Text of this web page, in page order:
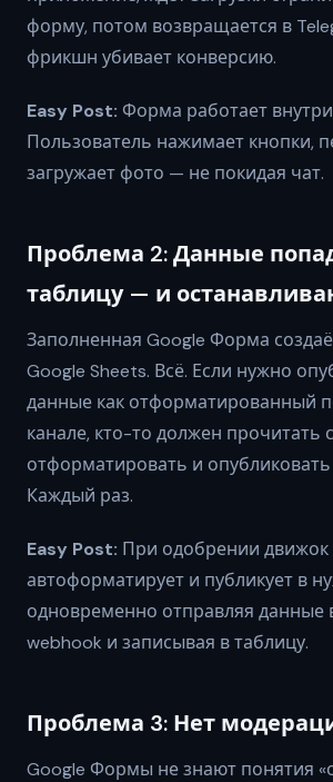
форму, потом возвращается в
фрикшн убивает конверсию.
Easy Post: Форма работает
Пользователь нажимает кнопки,
загружает фото — не покидая чат.
Проблема 2: Данные
таблицу — и
Заполненная Google Форма
Google Sheets. Всё. Если нужно
данные как отформатированный
канале, кто-то должен прочитать
отформатировать и
Каждый раз.
Easy Post: При одобрении движок
автоформатирует и публикует в
одновременно отправляя данные
webhook и записывая в таблицу.
Проблема 3: Нет
Google Формы не знают понятия